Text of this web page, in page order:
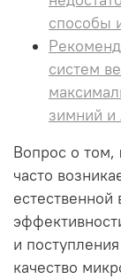
способы
систем
зимний и
Вопрос о том,
часто
естественной
и
качество